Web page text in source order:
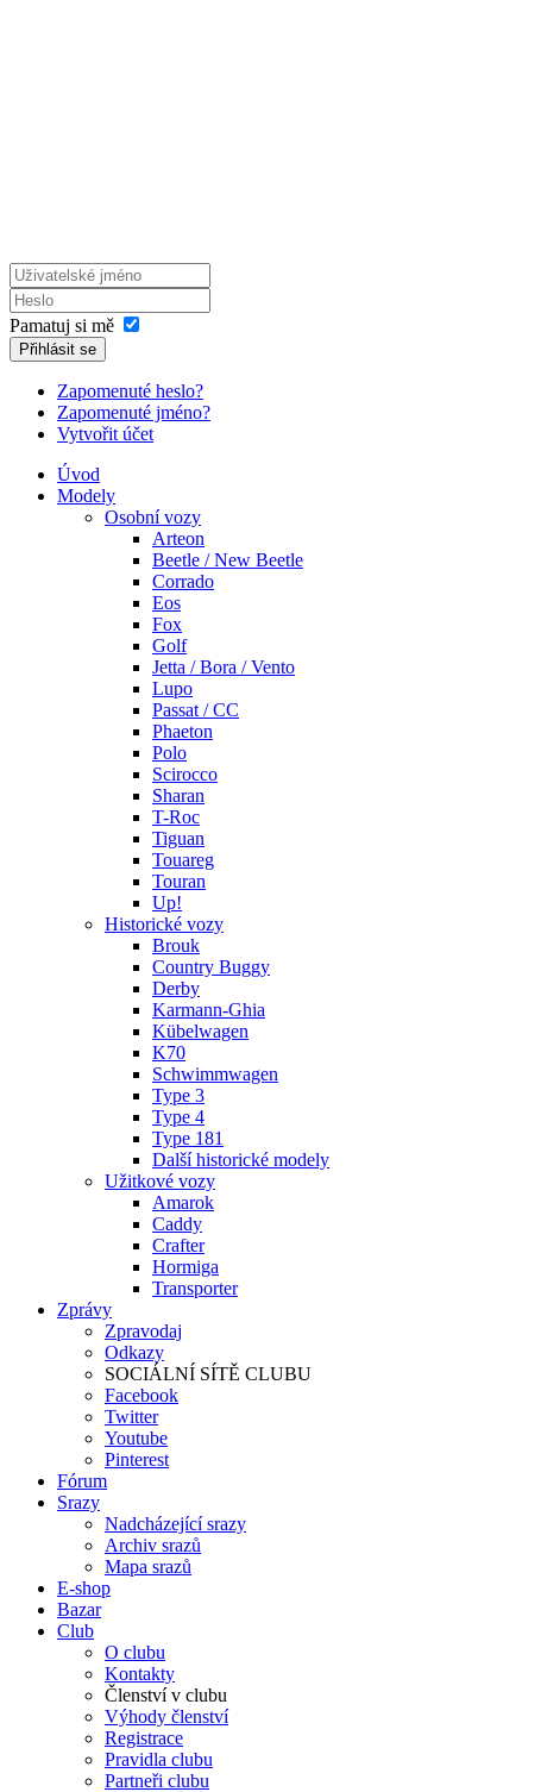
Pamatuj si mě
Přihlásit se
Zapomenuté heslo?
Zapomenuté jméno?
Vytvořit účet
Úvod
Modely
Osobní vozy
Arteon
Beetle / New Beetle
Corrado
Eos
Fox
Golf
Jetta / Bora / Vento
Lupo
Passat / CC
Phaeton
Polo
Scirocco
Sharan
T-Roc
Tiguan
Touareg
Touran
Up!
Historické vozy
Brouk
Country Buggy
Derby
Karmann-Ghia
Kübelwagen
K70
Schwimmwagen
Type 3
Type 4
Type 181
Další historické modely
Užitkové vozy
Amarok
Caddy
Crafter
Hormiga
Transporter
Zprávy
Zpravodaj
Odkazy
SOCIÁLNÍ SÍTĚ CLUBU
Facebook
Twitter
Youtube
Pinterest
Fórum
Srazy
Nadcházející srazy
Archiv srazů
Mapa srazů
E-shop
Bazar
Club
O clubu
Kontakty
Členství v clubu
Výhody členství
Registrace
Pravidla clubu
Partneři clubu